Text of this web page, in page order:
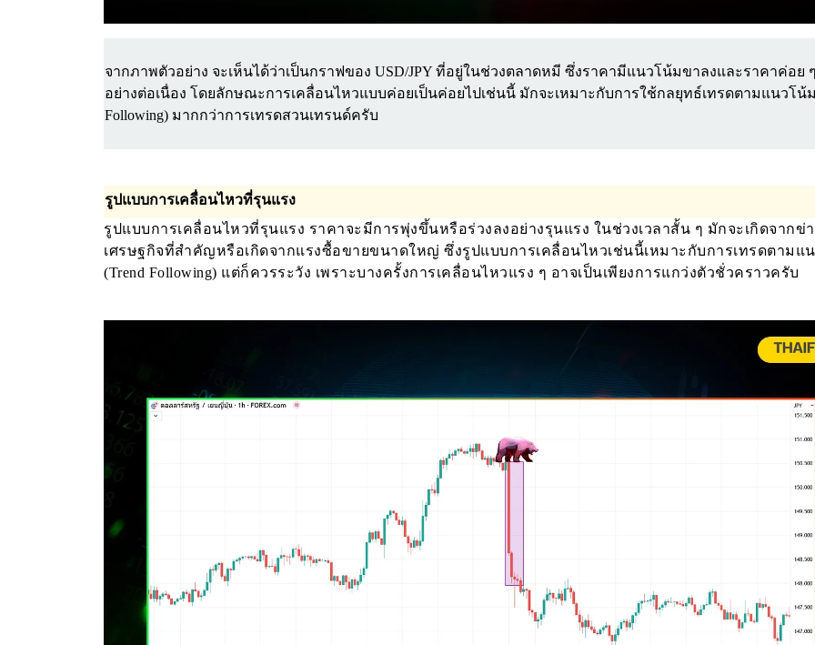
จากภาพตัวอย่าง จะเห็นได้ว่าเป็นกราฟของ USD/JPY ที่อยู่ในช่วงตลาดหมี ซึ่งราคามีแนวโน้มขาลงและราคาค่อย
อย่างต่อเนื่อง โดยลักษณะการเคลื่อนไหวแบบค่อยเป็นค่อยไปเช่นนี้ มักจะเหมาะกับการใช้กลยุทธ์เทรดตามแนวโน้ม
Following) มากกว่าการเทรดสวนเทรนด์ครับ
รูปแบบการเคลื่อนไหวที่รุนแรง
รูปแบบการเคลื่อนไหวที่รุนแรง ราคาจะมีการพุ่งขึ้นหรือร่วงลงอย่างรุนแรง ในช่วงเวลาสั้น ๆ มักจะเกิดจากข่
เศรษฐกิจที่สำคัญหรือเกิดจากแรงซื้อขายขนาดใหญ่ ซึ่งรูปแบบการเคลื่อนไหวเช่นนี้เหมาะกับการเทรดตามแ
(Trend Following) แต่ก็ควรระวัง เพราะบางครั้งการเคลื่อนไหวแรง ๆ อาจเป็นเพียงการแกว่งตัวชั่วคราวครับ